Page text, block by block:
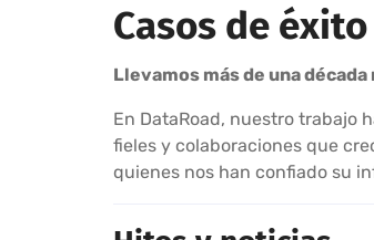
Casos de
Llevamos más de una
En DataRoad, nuestro trabajo
fieles y colaboraciones que
quienes nos han confiado su